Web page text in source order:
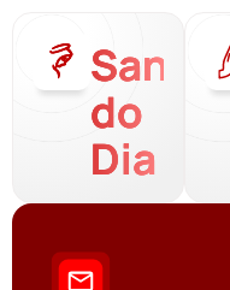
Santo
do
Dia